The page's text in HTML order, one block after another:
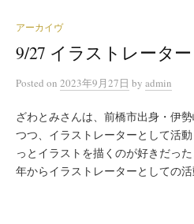
アーカイヴ
9/27 イラストレータ
Posted on 2023年9月27日 by admin
ざわとみさんは、前橋市出身・伊
つつ、イラストレーターとして活
っとイラストを描くのが好きだっ
年からイラストレーターとしての